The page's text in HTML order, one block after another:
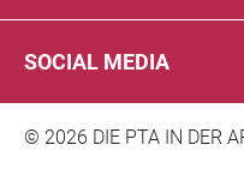
SOCIAL MEDIA
© 2026 DIE PTA IN DER